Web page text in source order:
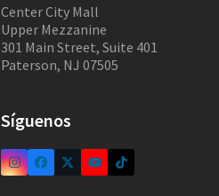
Center City Mall
Upper Mezzanine
301 Main Street, Suite 401
Paterson, NJ 07505
Síguenos